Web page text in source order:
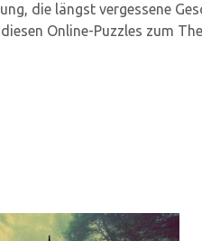
die längst vergessene
Online-Puzzles zum